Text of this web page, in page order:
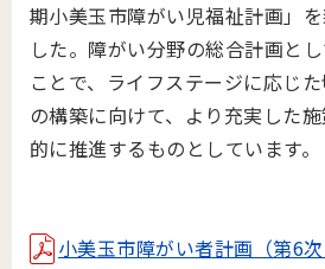
期小美玉市障がい児福祉計画」
した。障がい分野の総合計画と
ことで、ライフステージに応じ
の構築に向けて、より充実した
的に推進するものとしています。
小美玉市障がい者計画（第6